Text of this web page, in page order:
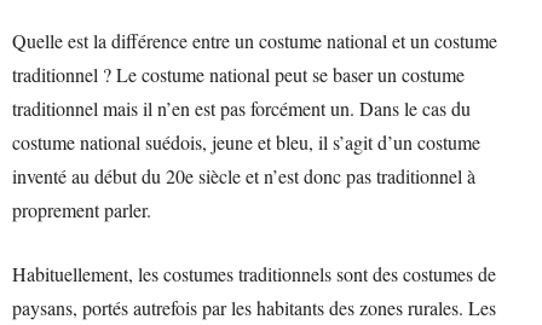
Quelle est la différence entre un costume national et un costume
traditionnel ? Le costume national peut se baser un costume
traditionnel mais il n’en est pas forcément un. Dans le cas du
costume national suédois, jeune et bleu, il s’agit d’un costume
inventé au début du 20e siècle et n’est donc pas traditionnel à
proprement parler.
Habituellement, les costumes traditionnels sont des costumes de
paysans, portés autrefois par les habitants des zones rurales. Les